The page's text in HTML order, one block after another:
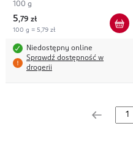
100 g
5,79 zł
100 g = 5,79 zł
Niedostępny online
Sprawdź dostępność w
drogerii